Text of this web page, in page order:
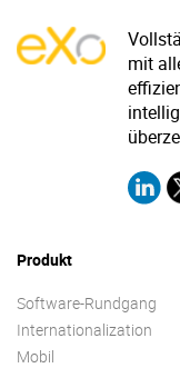
mit
Produkt
Software-Rundgang
Internationalization
Mobil